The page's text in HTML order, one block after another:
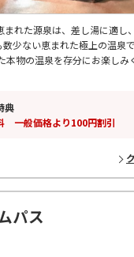
れた源泉は、差し湯に適し
少ない恵まれた極上の温泉
本物の温泉を存分にお楽しみ
典
一般価格より100円割引
パス